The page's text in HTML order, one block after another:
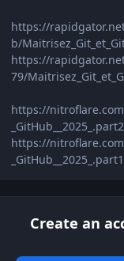
https://
b/
https://
79/
https://
https://
Create an